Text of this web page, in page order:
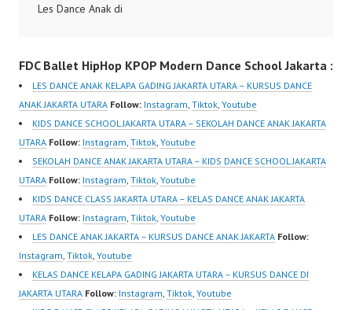
Les Dance Anak di
Dance Anak di Jakarta
Kids Dance Class Jakarta
Kids Dance School
Jakarta Kelas Dance
Anak Jakarta Sekolah
Dance Anak Jakarta DMX
Party Up (Up In Here)…
FDC Ballet HipHop KPOP Modern Dance School Jakarta :
LES DANCE ANAK KELAPA GADING JAKARTA UTARA – KURSUS DANCE
ANAK JAKARTA UTARA Follow: Instagram Tiktok Youtube
KIDS DANCE SCHOOL JAKARTA UTARA – SEKOLAH DANCE ANAK JAKARTA
UTARA Follow: Instagram Tiktok Youtube
SEKOLAH DANCE ANAK JAKARTA UTARA – KIDS DANCE SCHOOL JAKARTA
UTARA Follow: Instagram Tiktok Youtube
KIDS DANCE CLASS JAKARTA UTARA – KELAS DANCE ANAK JAKARTA
UTARA Follow: Instagram Tiktok Youtube
LES DANCE ANAK JAKARTA – KURSUS DANCE ANAK JAKARTA Follow:
Instagram Tiktok Youtube
KELAS DANCE KELAPA GADING JAKARTA UTARA – KURSUS DANCE DI
JAKARTA UTARA Follow: Instagram Tiktok Youtube